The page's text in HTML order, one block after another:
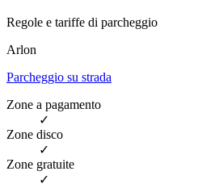
Regole e tariffe di parcheggio
Arlon
Parcheggio su strada
Zone a pagamento
✓
Zone disco
✓
Zone gratuite
✓